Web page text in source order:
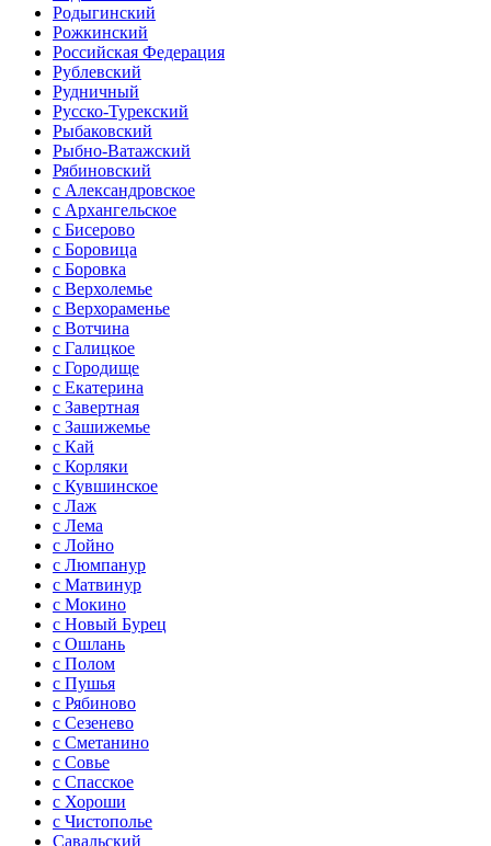
Родыгинский
Рожкинский
Российская Федерация
Рублевский
Рудничный
Русско-Турекский
Рыбаковский
Рыбно-Ватажский
Рябиновский
с Александровское
с Архангельское
с Бисерово
с Боровица
с Боровка
с Верхолемье
с Верхораменье
с Вотчина
с Галицкое
с Городище
с Екатерина
с Завертная
с Зашижемье
с Кай
с Корляки
с Кувшинское
с Лаж
с Лема
с Лойно
с Люмпанур
с Матвинур
с Мокино
с Новый Бурец
с Ошлань
с Полом
с Пушья
с Рябиново
с Сезенево
с Сметанино
с Совье
с Спасское
с Хороши
с Чистополье
Савальский